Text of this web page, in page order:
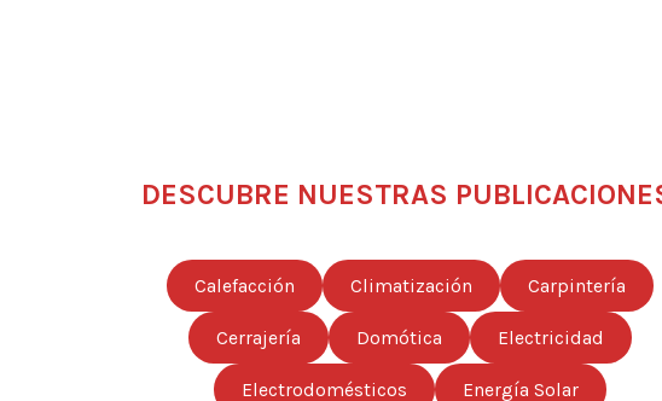
DESCUBRE NUESTRAS
Calefacción Climatización Carpintería
Cerrajería Domótica Electricidad
Electrodomésticos Energía Solar